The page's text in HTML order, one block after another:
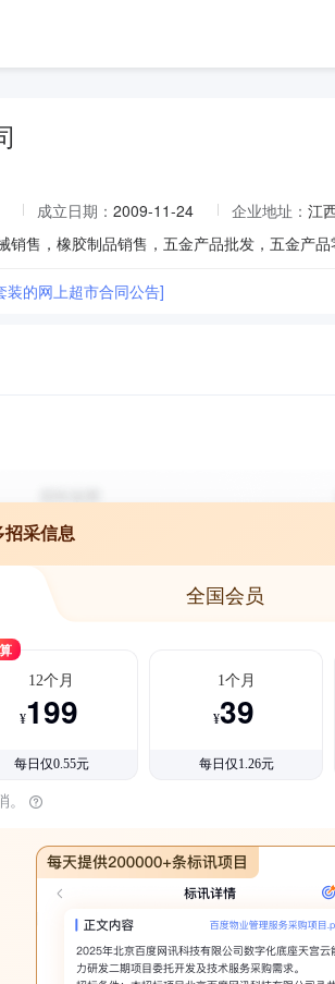
成立日期： 2009-11-24 企业地址： 江
装的网上超市合同公告]
招采信息
全国会员
12个月
¥199
每日仅0.55元
1个月
¥39
每日仅1.26元